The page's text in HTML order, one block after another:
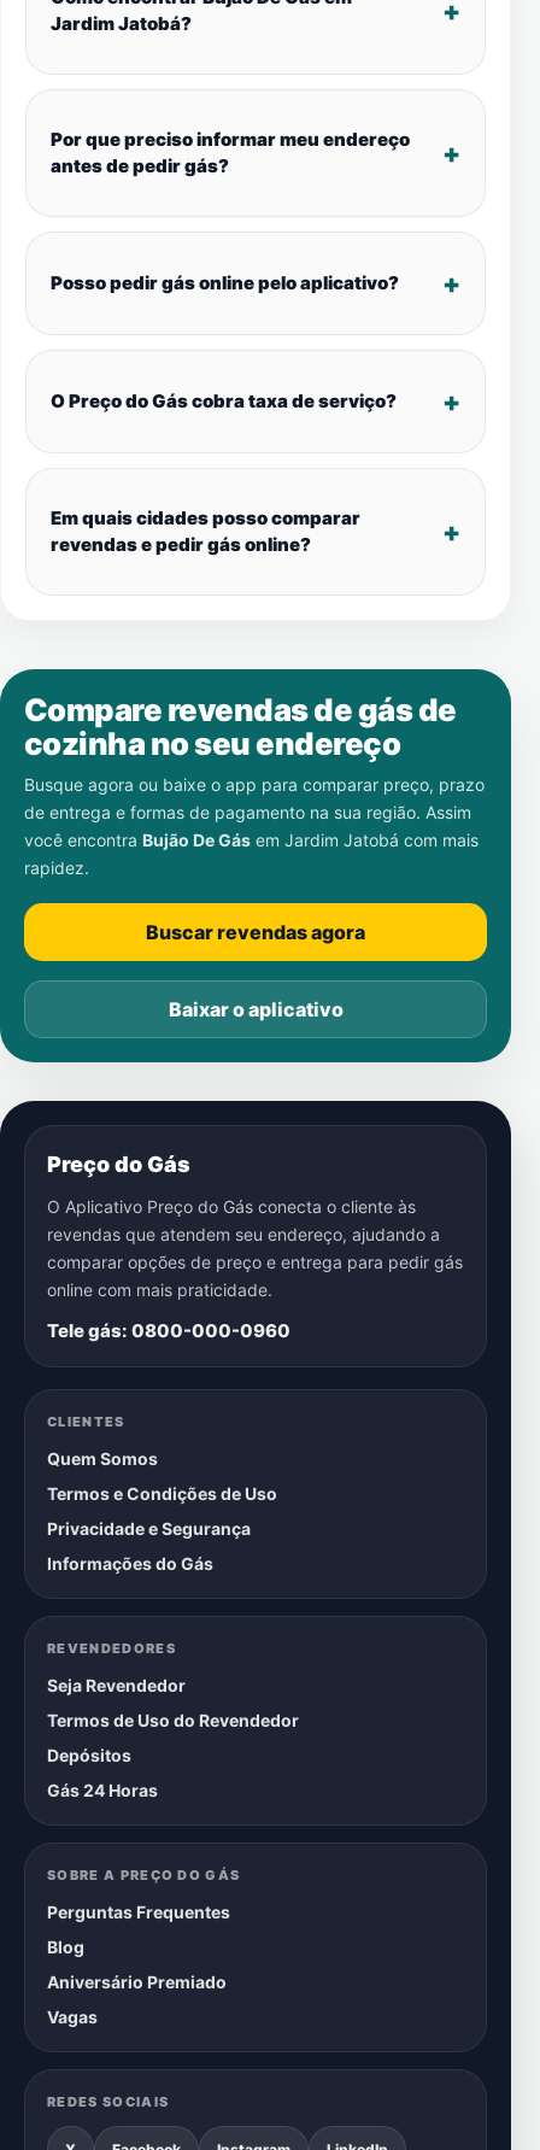
Jardim Jatobá?
Por que preciso informar meu endereço
antes de pedir gás?
Posso pedir gás online pelo aplicativo?
O Preço do Gás cobra taxa de serviço?
Em quais cidades posso comparar
revendas e pedir gás online?
Compare revendas de gás de
cozinha no seu endereço
Busque agora ou baixe o app para comparar preço, prazo
de entrega e formas de pagamento na sua região. Assim
você encontra Bujão De Gás em Jardim Jatobá com mais
rapidez.
Buscar revendas agora
Baixar o aplicativo
Preço do Gás
O Aplicativo Preço do Gás conecta o cliente às
revendas que atendem seu endereço, ajudando a
comparar opções de preço e entrega para pedir gás
online com mais praticidade.
Tele gás: 0800-000-0960
CLIENTES
Quem Somos
Termos e Condições de Uso
Privacidade e Segurança
Informações do Gás
REVENDEDORES
Seja Revendedor
Termos de Uso do Revendedor
Depósitos
Gás 24 Horas
SOBRE A PREÇO DO GÁS
Perguntas Frequentes
Blog
Aniversário Premiado
Vagas
REDES SOCIAIS